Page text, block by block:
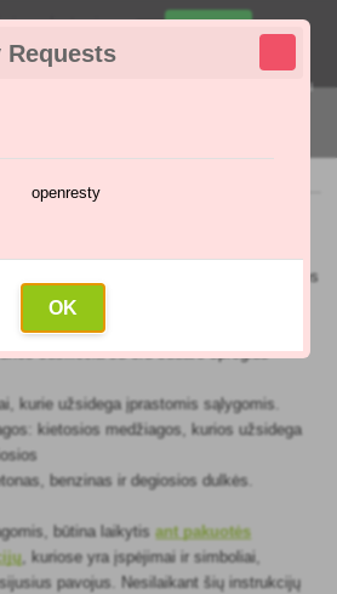
Requests
openresty
OK
- PENKTADIENIAIS 9:00 - 16:00
Menu
ar mišinių savybė, dėl kurios jos
arba veikiant ugniai. Šios medžiagos
susiliečia su oru sudaro sprogius
kurie užsidega įprastomis sąlygomis.
kietosios medžiagos, kurios užsidega
benzinas ir degiosios dulkės.
būtina laikytisant pakuotės
, kuriose yra įspėjimai ir simboliai,
pavojus. Nesilaikant šių instrukcijų